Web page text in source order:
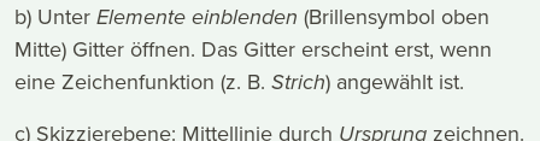
b) UnterElemente einblenden (Brillensymbol oben
Mitte) Gitter öffnen. Das Gitter erscheint erst, wenn
eine Zeichenfunktion (z. B. Strich) angewählt ist.
c) Skizzierebene: Mittellinie durch Ursprung zeichnen.